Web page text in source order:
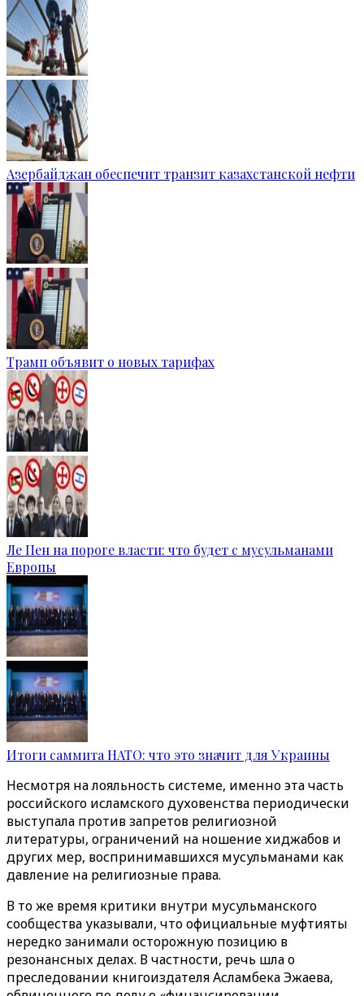
Азербайджан обеспечит транзит казахстанской нефти
Трамп объявит о новых тарифах
Ле Пен на пороге власти: что будет с мусульманами
Европы
Итоги саммита НАТО: что это значит для Украины
Несмотря на лояльность системе, именно эта часть
российского исламского духовенства периодически
выступала против запретов религиозной
литературы, ограничений на ношение хиджабов и
других мер, воспринимавшихся мусульманами как
давление на религиозные права.
В то же время критики внутри мусульманского
сообщества указывали, что официальные муфтияты
нередко занимали осторожную позицию в
резонансных делах. В частности, речь шла о
преследовании книгоиздателя Асламбека Эжаева,